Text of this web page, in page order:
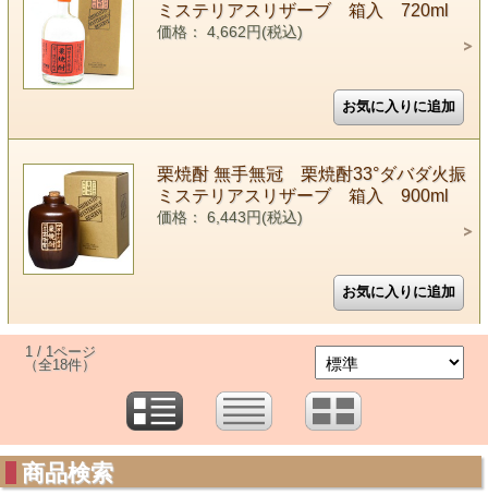
ミステリアスリザーブ 箱入 720ml
価格： 4,662円(税込)
栗焼酎 無手無冠 栗焼酎33°ダバダ火振
ミステリアスリザーブ 箱入 900ml
価格： 6,443円(税込)
1 / 1ページ
（全18件）
商品検索